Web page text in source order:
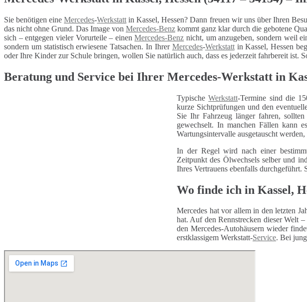
Sie benötigen eineMercedes-Werkstatt in Kassel, Hessen? Dann freuen wir uns über Ihren
das nicht ohne Grund. Das Image von Mercedes-Benz kommt ganz klar durch die gebotene
sich – entgegen vieler Vorurteile – einenMercedes-Benz nicht, um anzugeben, sondern weil
sondern um statistisch erwiesene Tatsachen. In Ihrer Mercedes-Werkstattin Kassel, Hessen
oder Ihre Kinder zur Schule bringen, wollen Sie natürlich auch, dass es jederzeit fahrbereit ist.
Beratung und Service bei Ihrer Mercedes-Werkstatt in
TypischeWerkstatt-Termine sind die
kurze Sichtprüfungen und den
Sie Ihr Fahrzeug länger fahren,
gewechselt. In manchen Fällen kann
Wartungsintervalle ausgetauscht
In der Regel wird nach einer
Zeitpunkt des Ölwechsels selber und
Ihres Vertrauens ebenfalls
Wo finde ich in Kassel,
Mercedes hat vor allem in den letzten
hat. Auf den Rennstrecken dieser Welt
den Mercedes-Autohäusern wieder
erstklassigem Werkstatt-Service. Bei